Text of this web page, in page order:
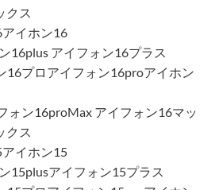
クス
イホン16
16plus アイフォン16プラス
16プロアイフォン16proアイホン
ォン16proMax アイフォン16マッ
クス
イホン15
15plusアイフォン15プラス